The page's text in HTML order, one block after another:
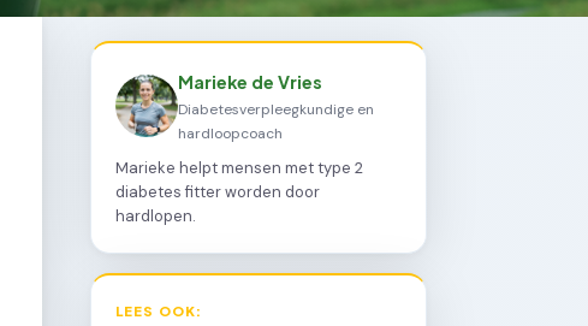
Marieke de Vries
Diabetesverpleegkundige en
hardloopcoach
Marieke helpt mensen met type 2
diabetes fitter worden door
hardlopen.
LEES OOK: